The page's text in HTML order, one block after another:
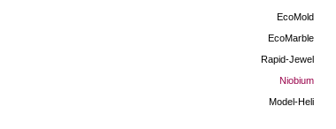
EcoMold
EcoMarble
Rapid-Jewel
Niobium
Model-Heli